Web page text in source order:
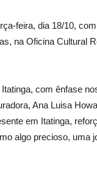
feira, dia 18/10,
na Oficina Cultural
com ênfase
Ana Luisa
em Itatinga,
algo precioso, uma